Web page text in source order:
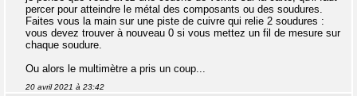
percer pour atteindre le métal des composants ou des soudures.
Faites vous la main sur une piste de cuivre qui relie 2 soudures :
vous devez trouver à nouveau 0 si vous mettez un fil de mesure sur
chaque soudure.
Ou alors le multimètre a pris un coup...
20 avril 2021 à 23:42